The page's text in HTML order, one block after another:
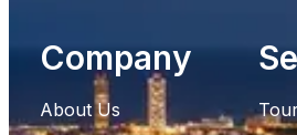
Company
About Us